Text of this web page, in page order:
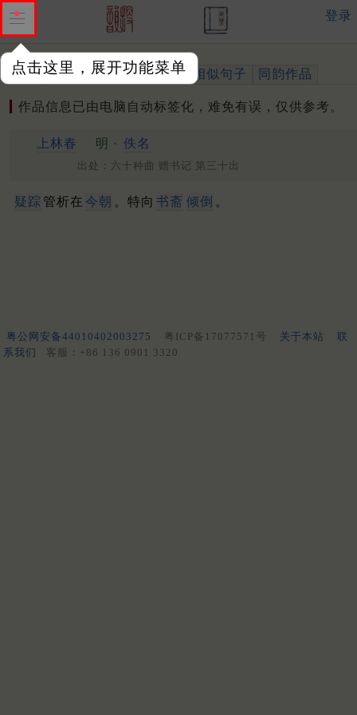
点击这里，展开功能菜单
登录
作品 标注四声 出处、引用 相似句子 同韵作品
作品信息已由电脑自动标签化，难免有误，仅供参考。
上林春 明 · 佚名
出处：六十种曲 赠书记 第三十出
疑踪 管析在 今朝 。特向 书斋 倾倒 。
粤公网安备44010402003275 粤ICP备17077571号 关于本站
联
系我们
客服：+86 136 0901 3320